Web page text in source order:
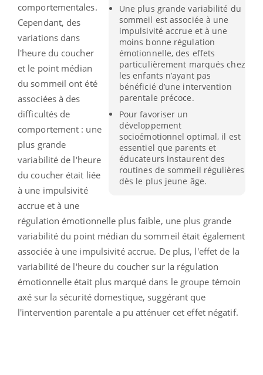
Une plus grande variabilité du
sommeil est associée à une
impulsivité accrue et à une
moins bonne régulation
émotionnelle, des effets
particulièrement marqués chez
les enfants n’ayant pas
bénéficié d’une intervention
parentale précoce.
Pour favoriser un
développement
socioémotionnel optimal, il est
essentiel que parents et
éducateurs instaurent des
routines de sommeil régulières
dès le plus jeune âge.
comportementales.
Cependant, des
variations dans
l'heure du coucher
et le point médian
du sommeil ont été
associées à des
difficultés de
comportement : une
plus grande
variabilité de l'heure
du coucher était liée
à une impulsivité
accrue et à une
régulation émotionnelle plus faible, une plus grande
variabilité du point médian du sommeil était également
associée à une impulsivité accrue. De plus, l'effet de la
variabilité de l'heure du coucher sur la régulation
émotionnelle était plus marqué dans le groupe témoin
axé sur la sécurité domestique, suggérant que
l'intervention parentale a pu atténuer cet effet négatif.